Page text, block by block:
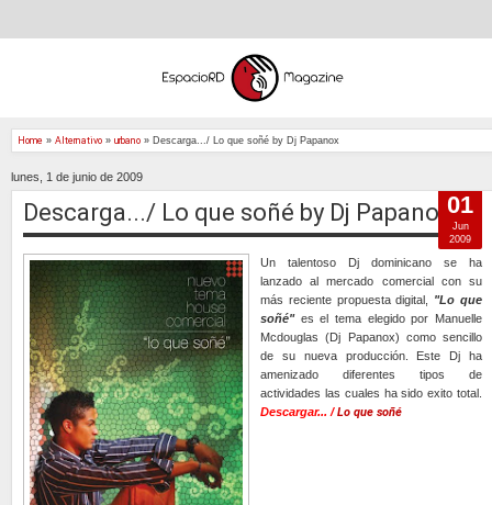
Home » Alternativo » urbano » Descarga.../ Lo que soñé by Dj Papanox
lunes, 1 de junio de 2009
Descarga.../ Lo que soñé by Dj Papanox
Un talentoso Dj dominicano se ha
lanzado al mercado comercial con su
más reciente propuesta digital, "Lo que
soñé"es el tema elegido por Manuelle
Mcdouglas (Dj Papanox) como sencillo
de su nueva producción. Este Dj ha
amenizado diferentes tipos de
actividades las cuales ha sido exito total.
Descargar... /Lo que soñé
01
Jun
2009